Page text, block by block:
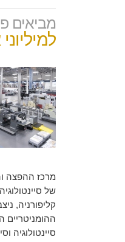
מביאים
מרכז ההפצה
של
קליפורניה,
ההומניטריים
סיינטולוגיה